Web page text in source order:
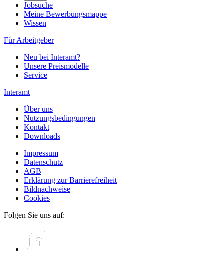
Jobsuche
Meine Bewerbungsmappe
Wissen
Für Arbeitgeber
Neu bei Interamt?
Unsere Preismodelle
Service
Interamt
Über uns
Nutzungsbedingungen
Kontakt
Downloads
Impressum
Datenschutz
AGB
Erklärung zur Barrierefreiheit
Bildnachweise
Cookies
Folgen Sie uns auf: